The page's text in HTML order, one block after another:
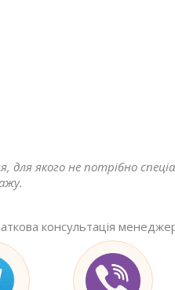
для якого не потрібно
консультація